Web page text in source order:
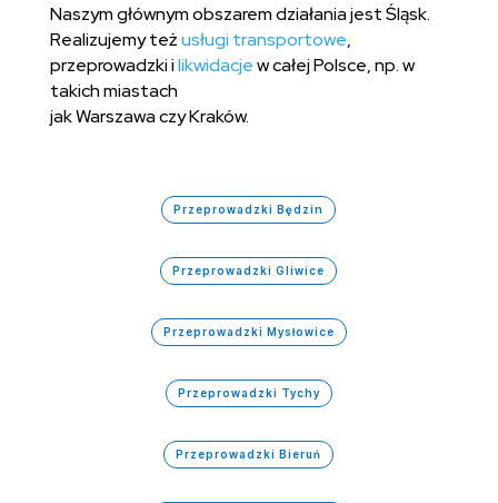
Naszym głównym obszarem działania jest Śląsk.
Realizujemy teżusługi transportowe,
przeprowadzki ilikwidacjew całej Polsce, np. w
takich miastach
jak Warszawa czy Kraków.
Przeprowadzki Będzin
Przeprowadzki Gliwice
Przeprowadzki Mysłowice
Przeprowadzki Tychy
Przeprowadzki Bieruń